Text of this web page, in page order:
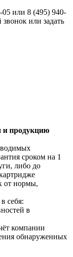
или 8 (495) 940-
или задать
и продукцию
сроком на 1
либо до
от нормы,
себя:
в
компании
обнаруженных